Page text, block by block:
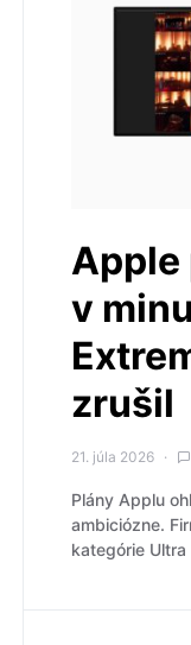
Apple
v
zrušil
21. júla 2026
Plány Applu
ambiciózne.
kategórie